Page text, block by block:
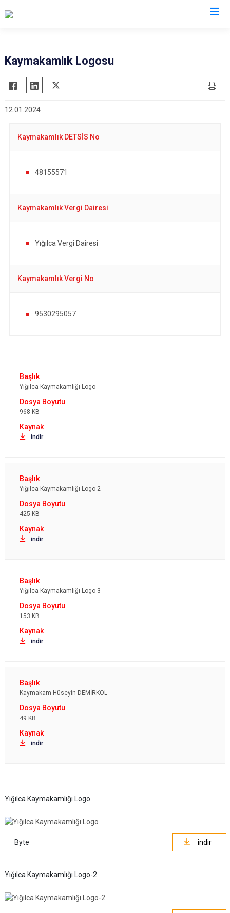
Cumayeri
Akçakoca
Çilimli
Gümüşova
Kaymakamlık Logosu
12.01.2024
Kaymakamlık DETSİS No
48155571
Kaymakamlık Vergi Dairesi
Yığılca Vergi Dairesi
Kaymakamlık Vergi No
9530295057
Yığılca Kaymakamlığı Logo
968 KB
indir
Yığılca Kaymakamlığı Logo-2
425 KB
indir
Yığılca Kaymakamlığı Logo-3
153 KB
indir
Kaymakam Hüseyin DEMİRKOL
49 KB
indir
Yığılca Kaymakamlığı Logo
Byte indir
Yığılca Kaymakamlığı Logo-2